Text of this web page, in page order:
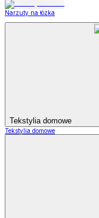
Narzuty na łózka
Tekstylia domowe
Tekstylia domowe